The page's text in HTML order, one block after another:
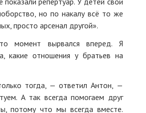
но по накалу всё то же
просто арсенал другой».
момент вырвался вперед. Я
какие отношения у братьев на
тогда, — ответил Антон, —
А так всегда помогаем друг
потому что мы всегда вместе.